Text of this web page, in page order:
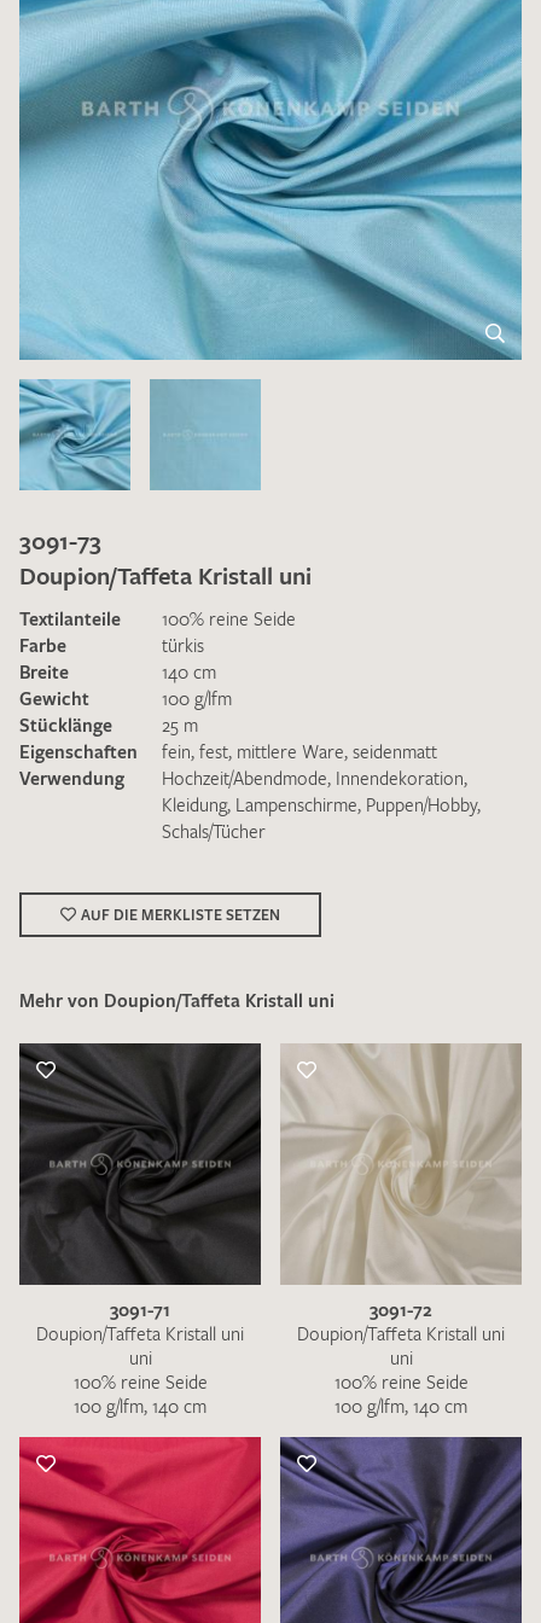
Ich bin damit einverstanden, dass meine angegebenen Daten
zur Beantwortung meiner Musteranfrage genutzt werden.
DieDatenschutzbestimmungenhabe ich zur Kenntnis
genommen und akzeptiere diese.
3091-73
Doupion/Taffeta Kristall uni
Textilanteile
100% reine Seide
Farbe
türkis
Breite
140 cm
Gewicht
100 g/lfm
Stücklänge
25 m
Eigenschaften
fein, fest, mittlere Ware, seidenmatt
Verwendung
Hochzeit/Abendmode, Innendekoration,
Kleidung, Lampenschirme, Puppen/Hobby,
Schals/Tücher
AUF DIE MERKLISTE SETZEN
Mehr von Doupion/Taffeta Kristall uni
3091-71
Doupion/Taffeta Kristall uni
uni
100% reine Seide
100 g/lfm, 140 cm
3091-72
Doupion/Taffeta Kristall uni
uni
100% reine Seide
100 g/lfm, 140 cm